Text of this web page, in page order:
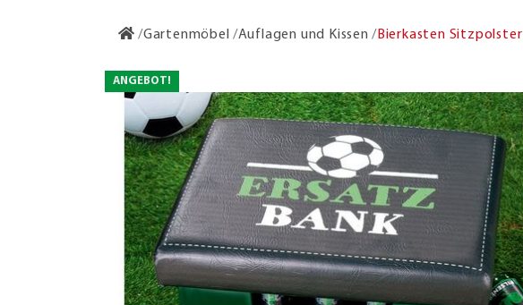
Gartenmöbel Auflagen und Kissen Bierkasten
ANGEBOT!